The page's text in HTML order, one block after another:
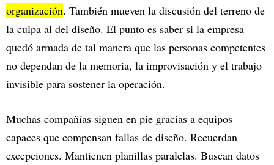
organización. También mueven la discusión del terreno de
la culpa al del diseño. El punto es saber si la empresa
quedó armada de tal manera que las personas competentes
no dependan de la memoria, la improvisación y el trabajo
invisible para sostener la operación.
Muchas compañías siguen en pie gracias a equipos
capaces que compensan fallas de diseño. Recuerdan
excepciones. Mantienen planillas paralelas. Buscan datos